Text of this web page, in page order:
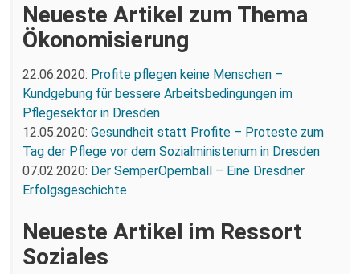
Neueste Artikel zum Thema
Ökonomisierung
22.06.2020: Profite pflegen keine Menschen –
Kundgebung für bessere Arbeitsbedingungen im
Pflegesektor in Dresden
12.05.2020: Gesundheit statt Profite – Proteste zum
Tag der Pflege vor dem Sozialministerium in Dresden
07.02.2020: Der SemperOpernball – Eine Dresdner
Erfolgsgeschichte
Neueste Artikel im Ressort
Soziales